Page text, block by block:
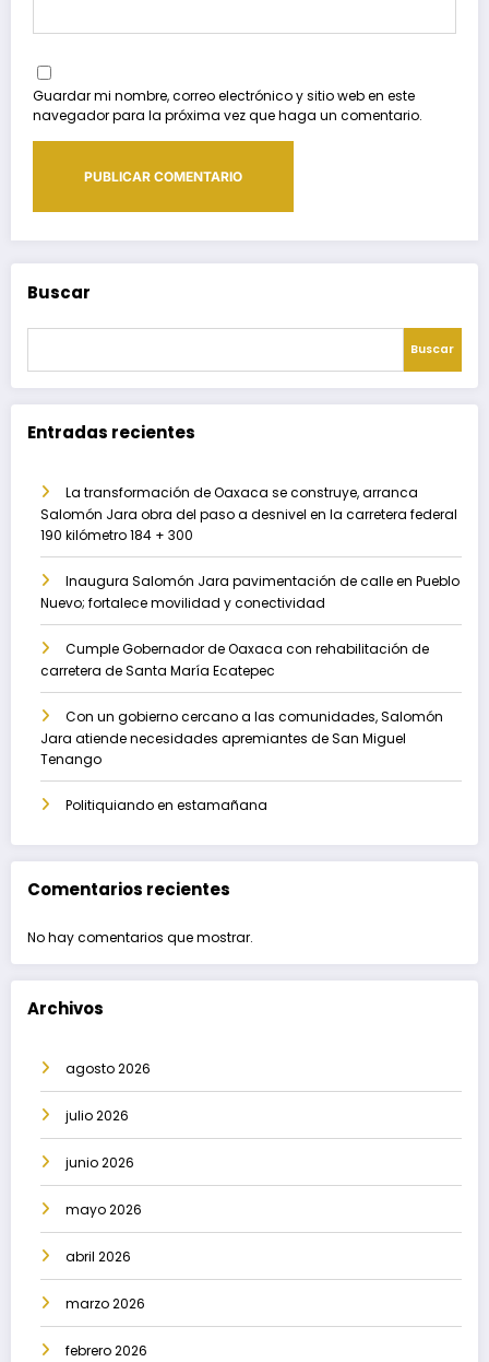
Guardar mi nombre, correo electrónico y sitio web en este
navegador para la próxima vez que haga un comentario.
Buscar
Buscar
Entradas recientes
La transformación de Oaxaca se construye, arranca
Salomón Jara obra del paso a desnivel en la carretera federal
190 kilómetro 184 + 300
Inaugura Salomón Jara pavimentación de calle en Pueblo
Nuevo; fortalece movilidad y conectividad
Cumple Gobernador de Oaxaca con rehabilitación de
carretera de Santa María Ecatepec
Con un gobierno cercano a las comunidades, Salomón
Jara atiende necesidades apremiantes de San Miguel
Tenango
Politiquiando en estamañana
Comentarios recientes
No hay comentarios que mostrar.
Archivos
agosto 2026
julio 2026
junio 2026
mayo 2026
abril 2026
marzo 2026
febrero 2026